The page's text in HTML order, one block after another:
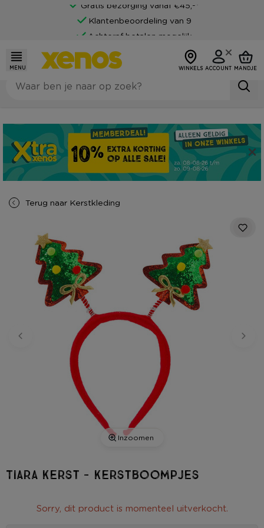
Gratis bezorging vanaf €45,-*
Klantenbeoordeling van 9
Achteraf betalen mogelijk
MENU WINKELS ACCOUNT MANDJE
Terug naar Kerstkleding
Inzoomen
Tiara kerst - kerstboompjes
Sorry, dit product is momenteel uitverkocht.